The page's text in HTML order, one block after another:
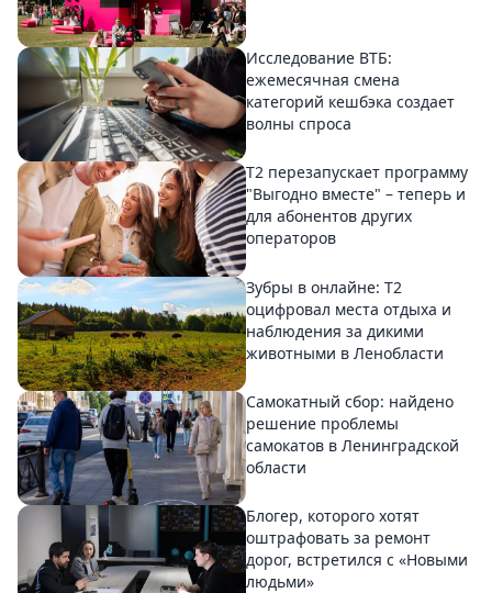
Исследование ВТБ:
ежемесячная смена
категорий кешбэка создает
волны спроса
Т2 перезапускает программу
"Выгодно вместе" – теперь и
для абонентов других
операторов
Зубры в онлайне: Т2
оцифровал места отдыха и
наблюдения за дикими
животными в Ленобласти
Самокатный сбор: найдено
решение проблемы
самокатов в Ленинградской
области
Блогер, которого хотят
оштрафовать за ремонт
дорог, встретился с «Новыми
людьми»